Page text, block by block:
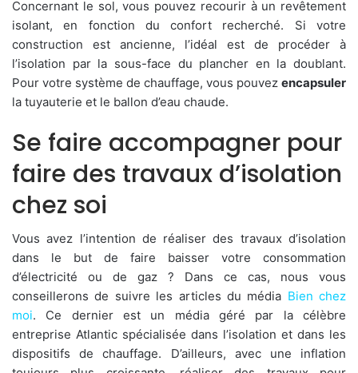
Concernant le sol, vous pouvez recourir à un revêtement
isolant, en fonction du confort recherché. Si votre
construction est ancienne, l’idéal est de procéder à
l’isolation par la sous-face du plancher en la doublant.
Pour votre système de chauffage, vous pouvez encapsuler
la tuyauterie et le ballon d’eau chaude.
Se faire accompagner pour
faire des travaux d’isolation
chez soi
Vous avez l’intention de réaliser des travaux d’isolation
dans le but de faire baisser votre consommation
d’électricité ou de gaz ? Dans ce cas, nous vous
conseillerons de suivre les articles du média Bien chez
moi. Ce dernier est un média géré par la célèbre
entreprise Atlantic spécialisée dans l’isolation et dans les
dispositifs de chauffage. D’ailleurs, avec une inflation